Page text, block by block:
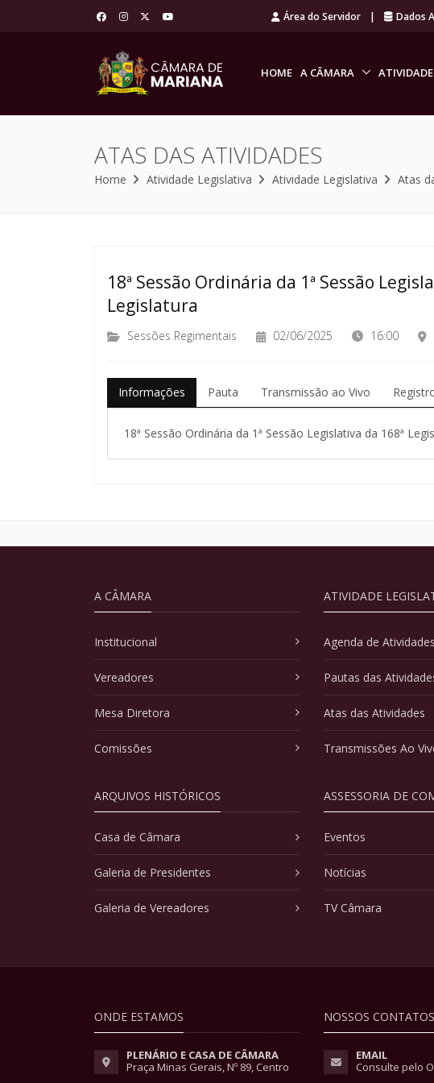
Área do Servidor | Dados
HOME A CÂMARA
ATAS DAS ATIVIDADES
Home Atividade Legislativa Atividade Legislativa Atas
18ª Sessão Ordinária da 1ª Sessão
Legislatura
Sessões Regimentais 02/06/2025 16:00
Informações Pauta Transmissão ao Vivo
18ª Sessão Ordinária da 1ª Sessão Legislativa da 168ª
A CÂMARA
Institucional
Vereadores
Mesa Diretora
Comissões
ARQUIVOS HISTÓRICOS
Casa de Câmara
Galeria de Presidentes
Galeria de Vereadores
ATIVIDADE
Agenda de Atividades
Pautas das
Atas das Atividades
Transmissões Ao
ASSESSORIA DE
Eventos
Notícias
TV Câmara
ONDE ESTAMOS
PLENÁRIO E CASA DE CÂMARA
Praça Minas Gerais, Nº 89, Centro
NOSSOS CONTATOS
EMAIL
Consulte pelo